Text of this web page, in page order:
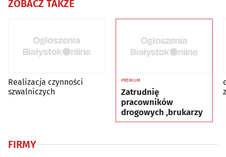
ZOBACZ TAKŻE
Realizacja czynności
szwalniczych
PREMIUM
Zatrudnię
pracowników
drogowych ,brukarzy
FIRMY